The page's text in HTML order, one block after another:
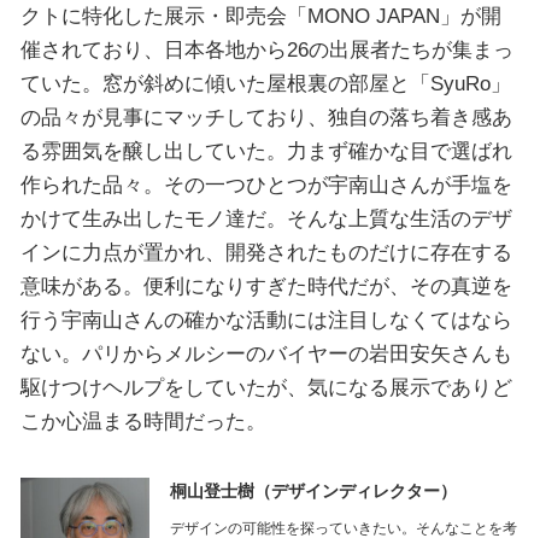
クトに特化した展示・即売会「MONO JAPAN」が開
催されており、日本各地から26の出展者たちが集まっ
ていた。窓が斜めに傾いた屋根裏の部屋と「SyuRo」
の品々が見事にマッチしており、独自の落ち着き感あ
る雰囲気を醸し出していた。力まず確かな目で選ばれ
作られた品々。その一つひとつが宇南山さんが手塩を
かけて生み出したモノ達だ。そんな上質な生活のデザ
インに力点が置かれ、開発されたものだけに存在する
意味がある。便利になりすぎた時代だが、その真逆を
行う宇南山さんの確かな活動には注目しなくてはなら
ない。パリからメルシーのバイヤーの岩田安矢さんも
駆けつけヘルプをしていたが、気になる展示でありど
こか心温まる時間だった。
桐山登士樹（デザインディレクター）
デザインの可能性を探っていきたい。そんなことを考